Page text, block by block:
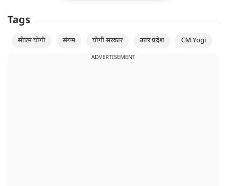
Tags
सीएम योगी संगम योगी सरकार उत्तर प्रदेश CM Yogi
ADVERTISEMENT